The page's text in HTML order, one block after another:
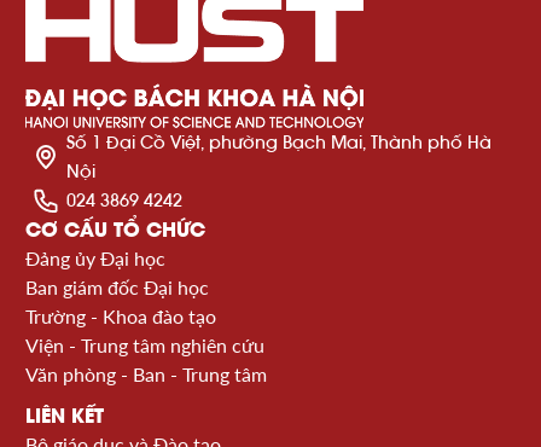
Số 1 Đại Cồ Việt, phường Bạch Mai, Thành phố Hà
Nội
024 3869 4242
CƠ CẤU TỔ CHỨC
Đảng ủy Đại học
Ban giám đốc Đại học
Trường - Khoa đào tạo
Viện - Trung tâm nghiên cứu
Văn phòng - Ban - Trung tâm
LIÊN KẾT